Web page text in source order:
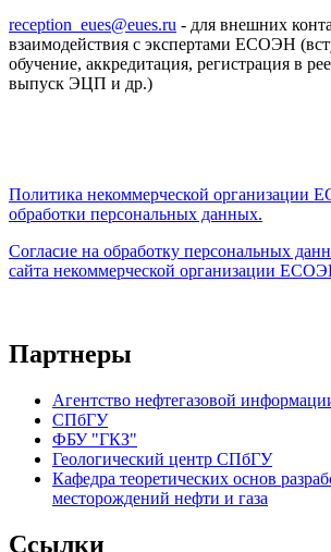
reception_eues@eues.ru - для внешних
взаимодействия с экспертами ЕСОЭН
обучение, аккредитация, регистрация в
выпуск ЭЦП и др.)
Политика некоммерческой организации
обработки персональных данных.
Согласие на обработку персональных
сайта некоммерческой организации
Партнеры
Агентство нефтегазовой
СПбГУ
ФБУ "ГКЗ"
Геологический центр СПбГУ
Кафедра теоретических основ
месторождений нефти и газа
Ссылки